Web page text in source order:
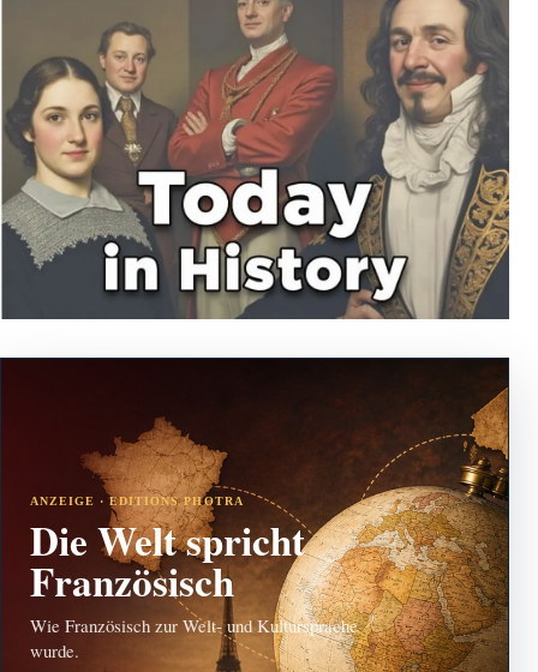
ANZEIGE · EDITIONS PHOTRA
Die Welt spricht
Französisch
Wie Französisch zur Welt- und Kultursprache
wurde.